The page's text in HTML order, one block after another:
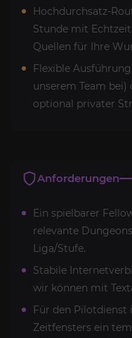
Hochdurchsatz-
Stunde mit
Quellen für Ihre
Flexible
unserem Team
optional privater
Anforderungen
Ein spielbarer
relevante
Liga/Stufe.
Stabile
wir können mit
Für den Pilotdienst
Zeitfensters ein